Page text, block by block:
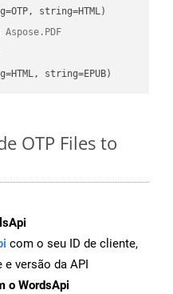
string=EPUB)
OTP Files to
com o seu ID de cliente,
e versão da API
o WordsApi